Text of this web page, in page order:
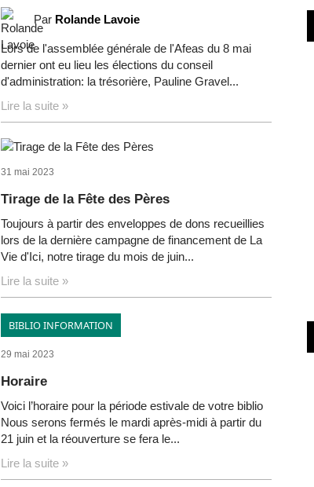
Par Rolande Lavoie
Lors de l'assemblée générale de l'Afeas du 8 mai
dernier ont eu lieu les élections du conseil
d'administration: la trésorière, Pauline Gravel...
Lire la suite »
31 mai 2023
Tirage de la Fête des Pères
Toujours à partir des enveloppes de dons recueillies
lors de la dernière campagne de financement de La
Vie d'Ici, notre tirage du mois de juin...
Lire la suite »
BIBLIO INFORMATION
29 mai 2023
Horaire
Voici l’horaire pour la période estivale de votre biblio
Nous serons fermés le mardi après-midi à partir du
21 juin et la réouverture se fera le...
Lire la suite »